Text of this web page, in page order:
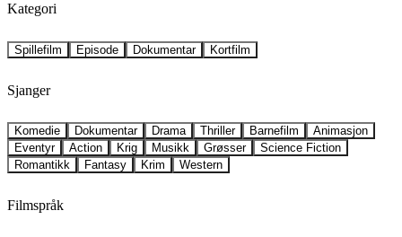
Kategori
Spillefilm Episode Dokumentar Kortfilm
Sjanger
Komedie Dokumentar Drama Thriller Barnefilm
Animasjon
Eventyr
Action Krig Musikk Grøsser
Science Fiction
Romantikk
Fantasy Krim Western
Filmspråk